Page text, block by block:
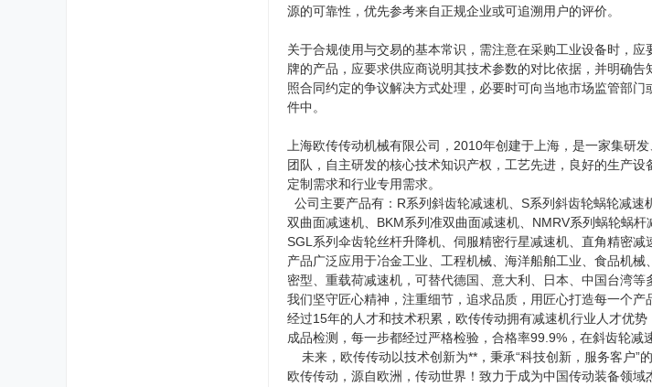
源的可靠性，优先参考来自正规企业或可追溯用户的评价。
关于合规使用与交易的基本常识，需注意在采购工业设备时，
牌的产品，应要求供应商说明其技术参数的对比依据，并明确
照合同约定的争议解决方式处理，必要时可向当地市场监管部
件中。
上海欧传传动机械有限公司，2010年创建于上海，是一家集研
团队，自主研发的核心技术知识产权，工艺先进，良好的生产
定制需求和行业专用需求。
公司主要产品有：R系列斜齿轮减速机、S系列斜齿轮蜗轮减
双曲面减速机、BKM系列准双曲面减速机、NMRV系列蜗轮蜗
SGL系列伞齿轮丝杆升降机、伺服精密行星减速机、直角精密减
产品广泛应用于冶金工业、工程机械、海洋船舶工业、食品机
密型、重载荷减速机，可替代德国、意大利、日本、中国台湾等
我们坚守匠心精神，注重细节，追求品质，用匠心打造每一个产
经过15年的人才和技术积累，欧传传动拥有减速机行业人才优
成品检测，每一步都经过严格检验，合格率99.9%，在斜齿轮减
未来，欧传传动以技术创新为**，秉承“科技创新，服务客户”
欧传传动，源自欧洲，传动世界！致力于成为中国传动装备领域